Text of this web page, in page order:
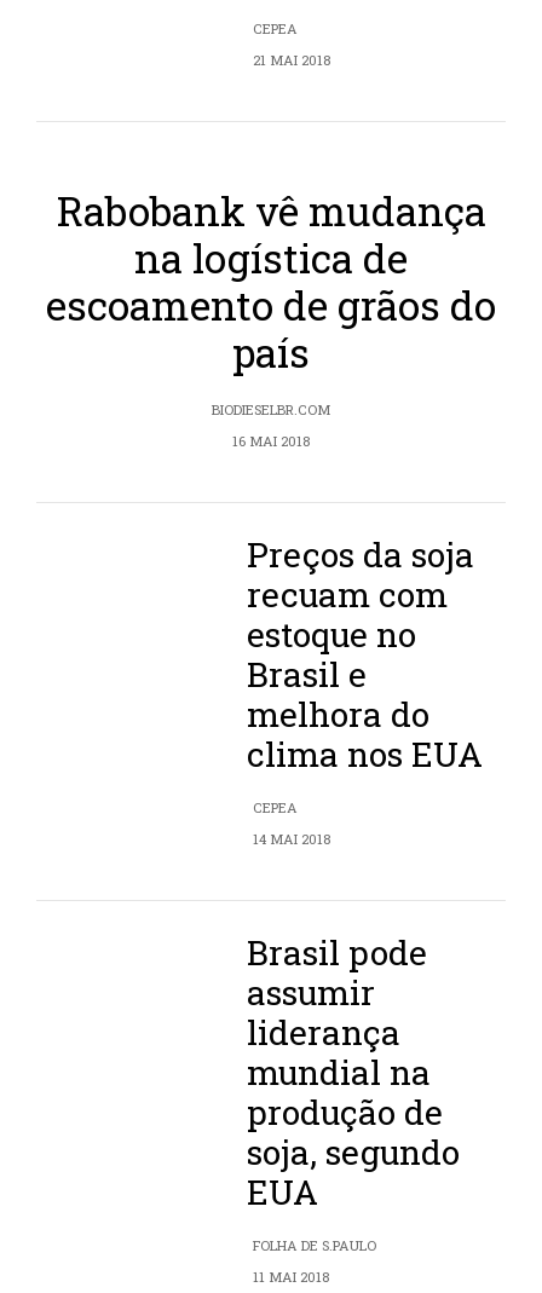
CEPEA
21 MAI 2018
Rabobank vê mudança
na logística de
escoamento de grãos do
país
BIODIESELBR.COM
16 MAI 2018
Preços da soja
recuam com
estoque no
Brasil e
melhora do
clima nos EUA
CEPEA
14 MAI 2018
Brasil pode
assumir
liderança
mundial na
produção de
soja, segundo
EUA
FOLHA DE S.PAULO
11 MAI 2018